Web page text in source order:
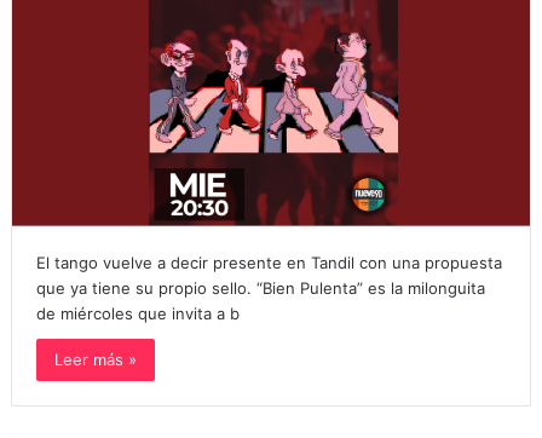
El tango vuelve a decir presente en Tandil con una propuesta
que ya tiene su propio sello. “Bien Pulenta” es la milonguita
de miércoles que invita a b
Leer más »